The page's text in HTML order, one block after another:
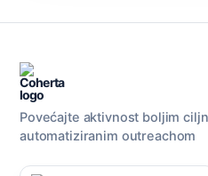
Povećajte aktivnost boljim
automatiziranim outreachom